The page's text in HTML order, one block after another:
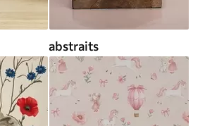
abstraits